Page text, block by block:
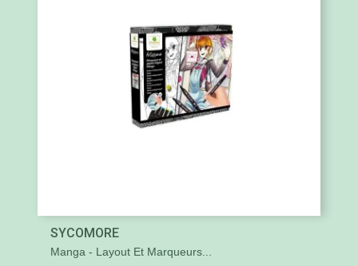
SYCOMORE
Manga - Layout Et Marqueurs...